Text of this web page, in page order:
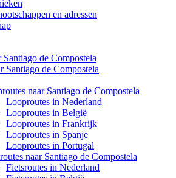
en adressen
Santiago de Compostela
Santiago de Compostela
naar Santiago de Compostela
Looproutes in Nederland
Looproutes in België
Looproutes in Frankrijk
Looproutes in Spanje
Looproutes in Portugal
naar Santiago de Compostela
Fietsroutes in Nederland